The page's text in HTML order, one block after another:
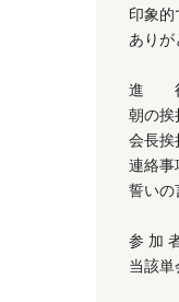
印象的
ありが
進
朝の
会長
連絡
誓い
参 加
当該